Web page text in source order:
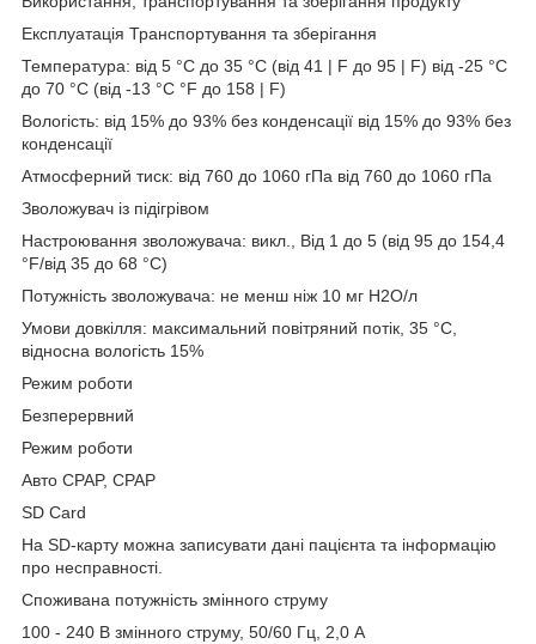
Експлуатація Транспортування та зберігання
Температура: від 5 °C до 35 °C (від 41 | F до 95 | F) від -25 °C
до 70 °C (від -13 °C °F до 158 | F)
Вологість: від 15% до 93% без конденсації від 15% до 93% без
конденсації
Атмосферний тиск: від 760 до 1060 гПа від 760 до 1060 гПа
Зволожувач із підігрівом
Настроювання зволожувача: викл., Від 1 до 5 (від 95 до 154,4
°F/від 35 до 68 °C)
Потужність зволожувача: не менш ніж 10 мг H2O/л
Умови довкілля: максимальний повітряний потік, 35 °C,
відносна вологість 15%
Режим роботи
Безперервний
Режим роботи
Авто CPAP, CPAP
SD Card
На SD-карту можна записувати дані пацієнта та інформацію
про несправності.
Споживана потужність змінного струму
100 - 240 В змінного струму, 50/60 Гц, 2,0 А